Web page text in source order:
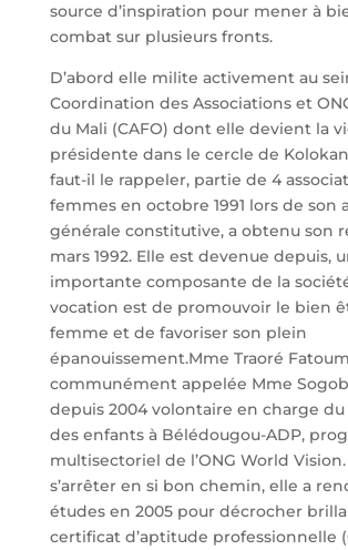
source d’inspiration pour mener à
combat sur plusieurs fronts.
D’abord elle milite activement au
Coordination des Associations et
du Mali (CAFO) dont elle devient la
présidente dans le cercle de
faut-il le rappeler, partie de 4
femmes en octobre 1991 lors de son
générale constitutive, a obtenu son
mars 1992. Elle est devenue depuis,
importante composante de la
vocation est de promouvoir le bien
femme et de favoriser son plein
épanouissement.Mme Traoré
communément appelée Mme
depuis 2004 volontaire en charge
des enfants à Bélédougou-ADP,
multisectoriel de l’ONG World
s’arrêter en si bon chemin, elle a
études en 2005 pour décrocher
certificat d’aptitude professionnelle